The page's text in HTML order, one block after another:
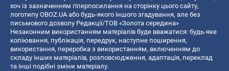
хоч із зазначенням гіперпосилання на сторінку цього сайту,
логотипу OBOZ.UA або будь-якого іншого згадування, але без
письмового дозволу Редакції/ТОВ «Золота середина»
Незаконним використанням матеріалів буде вважатися: будь-яке
копiювання, публiкацiя, передрук, наступне поширення,
використання, переробка з використанням, включенням до
складу інших матеріалів, розповсюдження, адаптація, переклад
та інші подібні зміни матеріалу.